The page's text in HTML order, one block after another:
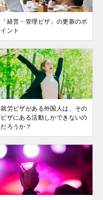
「経営・管理ビザ」の更新のポ
イント
就労ビザがある外国人は、その
ビザにある活動しかできないの
だろうか？